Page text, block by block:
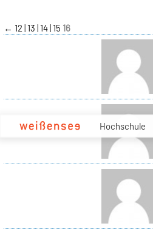
Hochschule
← 12 13 14 15 16